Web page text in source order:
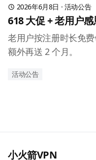
2026年6月8日 · 活动公告
618 大促 + 老用户
老用户按注册时长免
额外再送 2 个月。
活动公告
小火箭VPN